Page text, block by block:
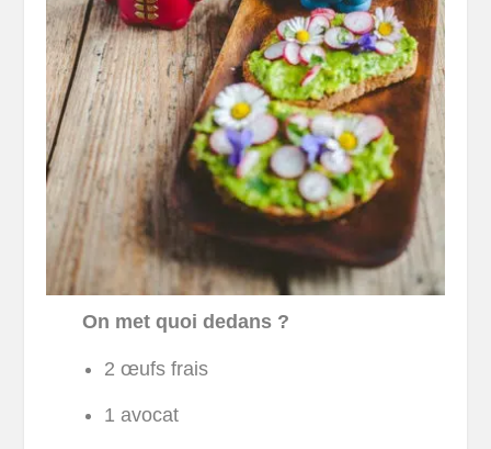
On met quoi dedans ?
2 œufs frais
1 avocat